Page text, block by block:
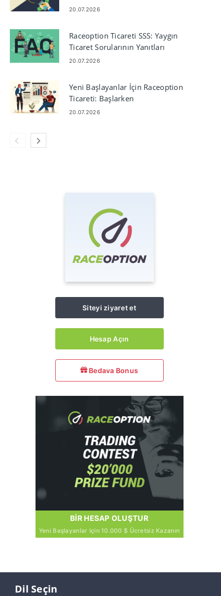
Gereksinimleri
20.07.2026
Raceoption Ticareti SSS: Yaygın
Ticaret Sorularının Yanıtları
20.07.2026
Yeni Başlayanlar İçin Raceoption
Ticareti: Başlarken
20.07.2026
Siteyi ziyaret et
Hesap Açın
Bedava Bonus
BIR HESAP OLUŞTUR
Yeni Başlayanlar Için 10.000 $ Ücretsiz Kazanın
Dil Seçin